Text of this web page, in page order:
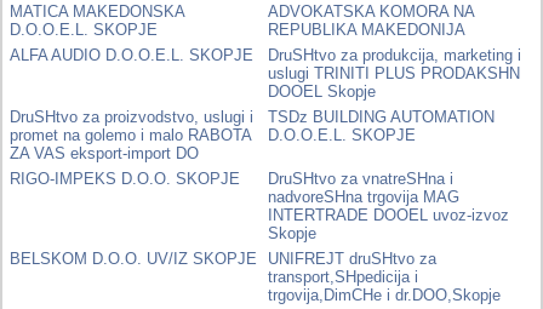
MATICA MAKEDONSKA
D.O.O.E.L. SKOPJE
ADVOKATSKA KOMORA NA
REPUBLIKA MAKEDONIJA
ALFA AUDIO D.O.O.E.L. SKOPJE
DruSHtvo za produkcija, marketing i
uslugi TRINITI PLUS PRODAKSHN
DOOEL Skopje
DruSHtvo za proizvodstvo, uslugi i
promet na golemo i malo RABOTA
ZA VAS eksport-import DO
TSDz BUILDING AUTOMATION
D.O.O.E.L. SKOPJE
RIGO-IMPEKS D.O.O. SKOPJE
DruSHtvo za vnatreSHna i
nadvoreSHna trgovija MAG
INTERTRADE DOOEL uvoz-izvoz
Skopje
BELSKOM D.O.O. UV/IZ SKOPJE
UNIFREJT druSHtvo za
transport,SHpedicija i
trgovija,DimCHe i dr.DOO,Skopje